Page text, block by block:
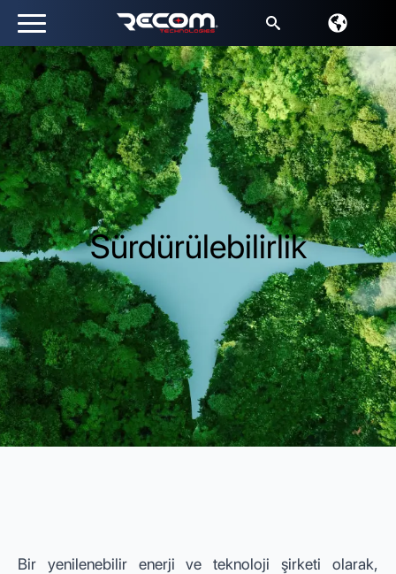
Arayın:
Sürdürülebilirlik
Bir yenilenebilir enerji ve teknoloji şirketi olarak,